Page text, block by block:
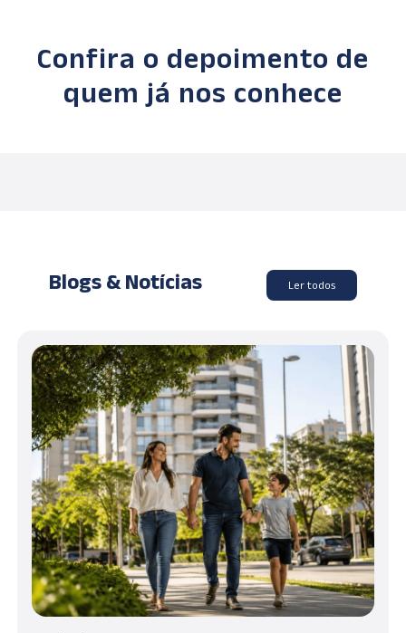
Confira o depoimento de
quem já nos conhece
Blogs & Notícias Ler todos